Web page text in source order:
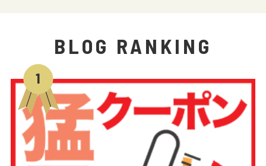
BLOG RANKING